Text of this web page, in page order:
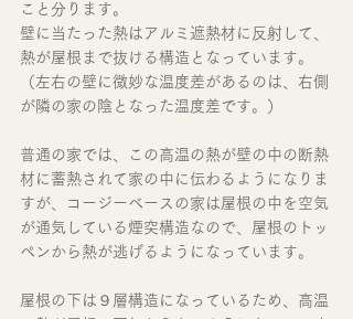
こと分ります。
壁に当たった熱はアルミ遮熱材に反射して、
熱が屋根まで抜ける構造となっています。
（左右の壁に微妙な温度差があるのは、右側
が隣の家の陰となった温度差です。）
普通の家では、この高温の熱が壁の中の断熱
材に蓄熱されて家の中に伝わるようになりま
すが、コージーベースの家は屋根の中を空気
が通気している煙突構造なので、屋根のトッ
ペンから熱が逃げるようになっています。
屋根の下は９層構造になっているため、高温